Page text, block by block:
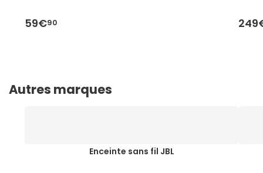
59€90
Autres marques
Enceinte sans fil JBL